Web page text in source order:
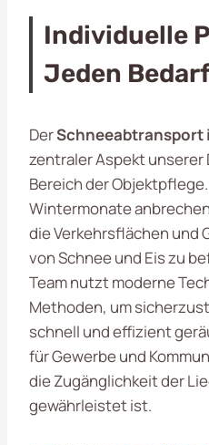
Individuelle
Jeden
DerSchneeabtransport
zentraler Aspekt
Bereich der
Wintermonate
die Verkehrsflächen und
von Schnee und Eis zu
Team nutzt moderne
Methoden, um
schnell und effizient
für Gewerbe und
die Zugänglichkeit der
gewährleistet ist.